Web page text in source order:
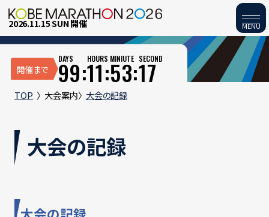
2026.11.15 SUN 開催
開催まで 99:
DAYS 11:
HOURS 53:
MINIUTE 16
SECOND
TOP 大会案内 大会の記録
大会の記録
MENU